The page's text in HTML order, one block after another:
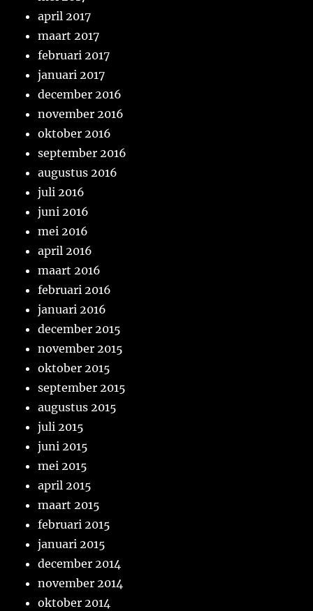
april 2017
maart 2017
februari 2017
januari 2017
december 2016
november 2016
oktober 2016
september 2016
augustus 2016
juli 2016
juni 2016
mei 2016
april 2016
maart 2016
februari 2016
januari 2016
december 2015
november 2015
oktober 2015
september 2015
augustus 2015
juli 2015
juni 2015
mei 2015
april 2015
maart 2015
februari 2015
januari 2015
december 2014
november 2014
oktober 2014